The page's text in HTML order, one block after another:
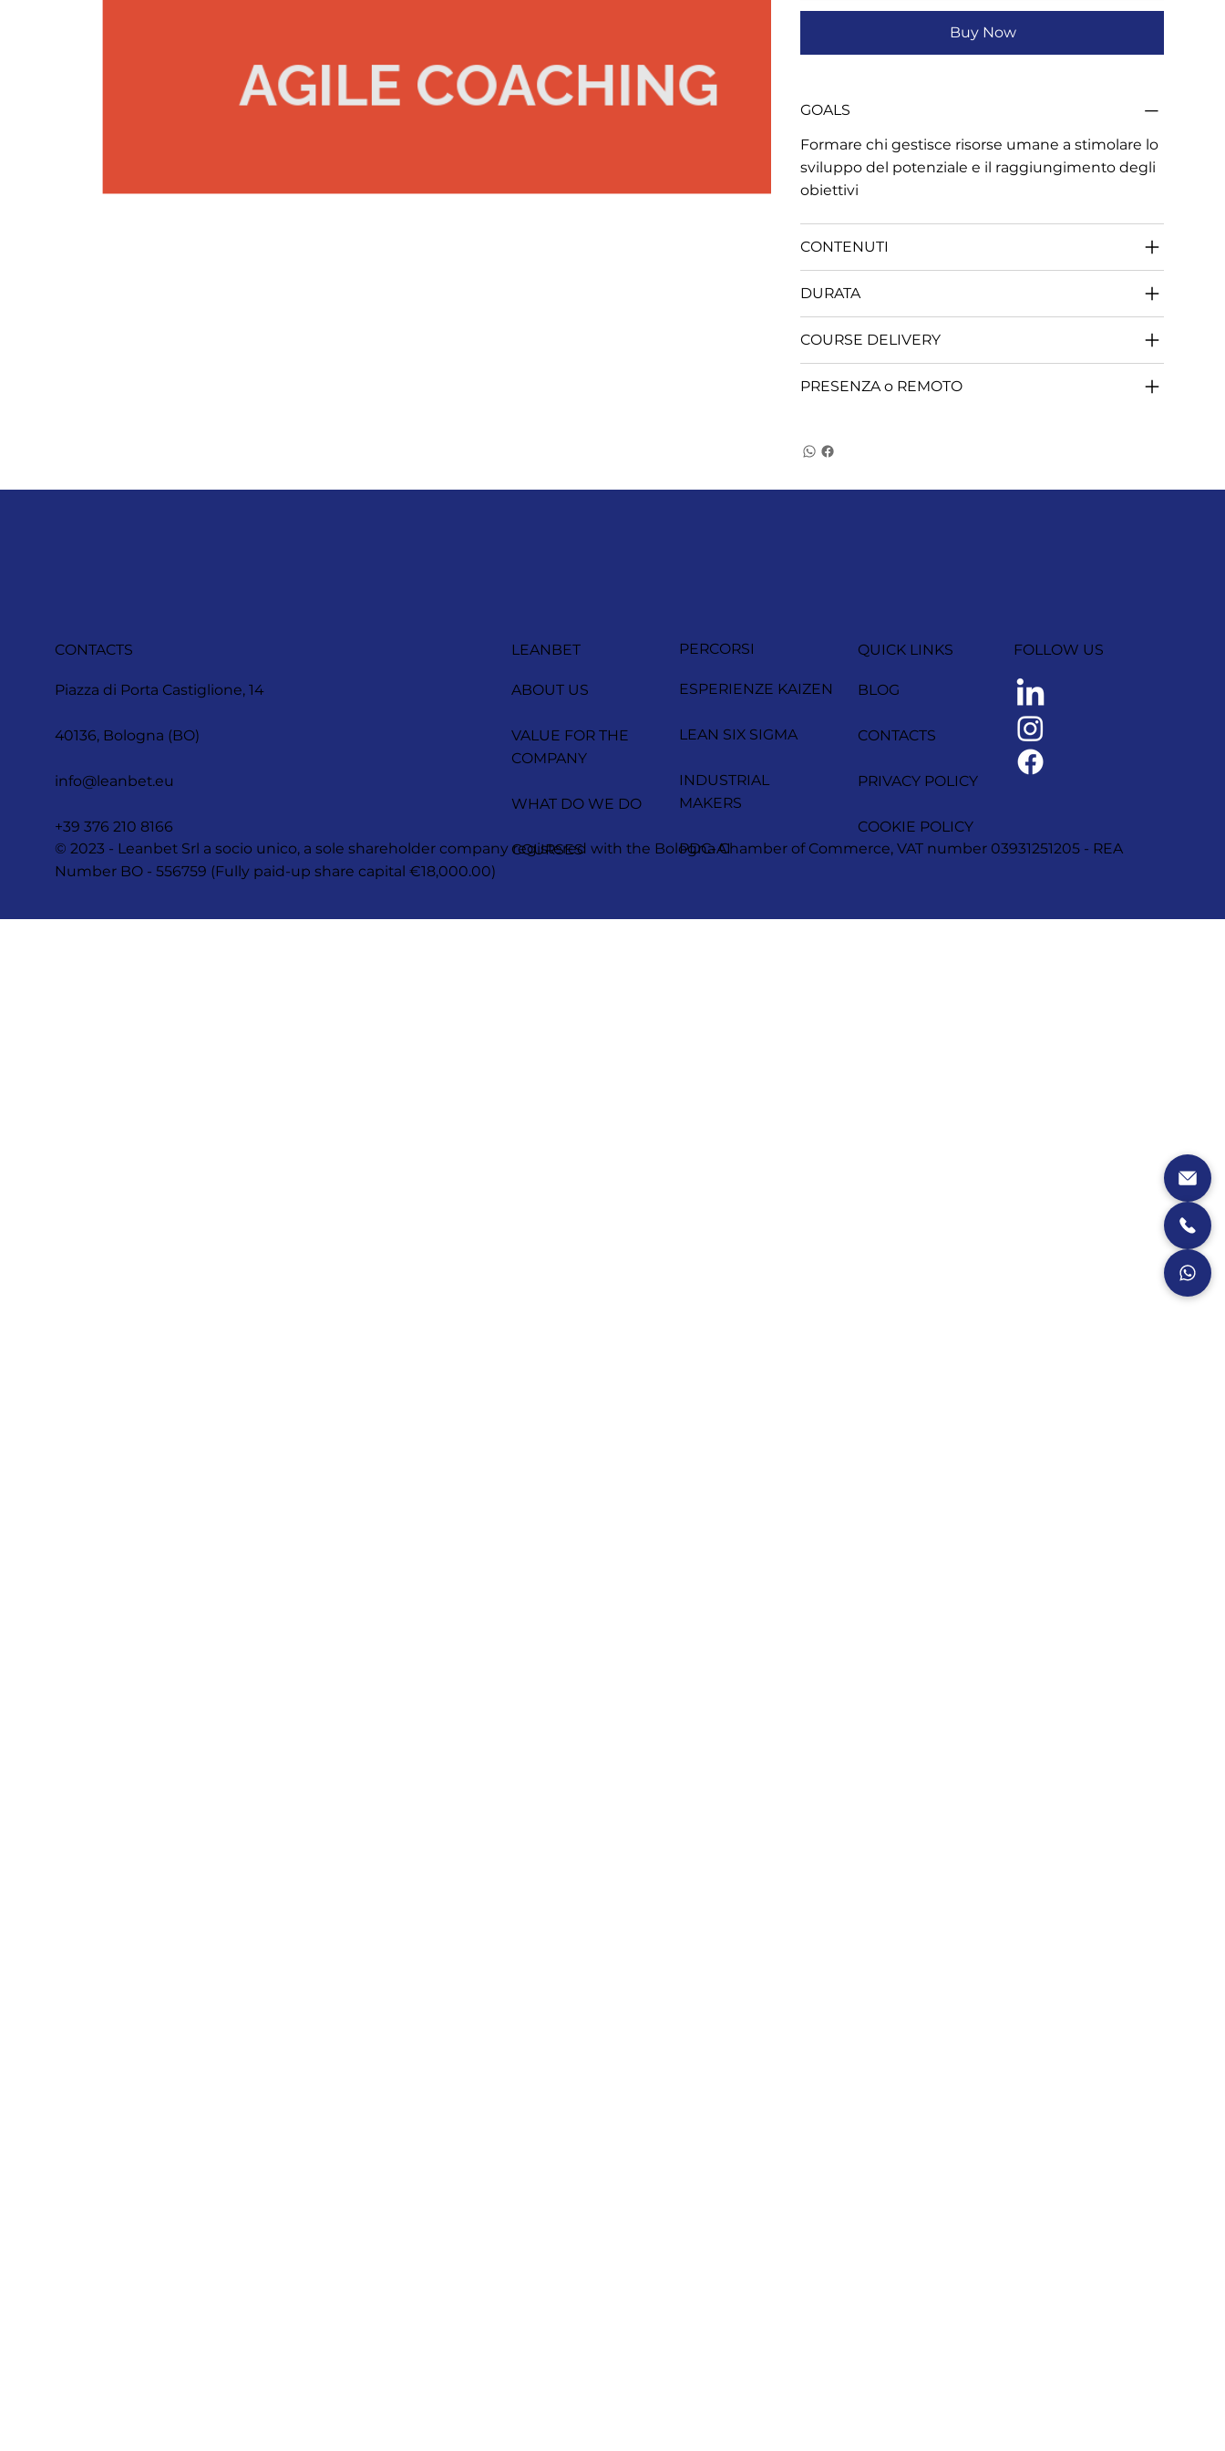
Buy Now
GOALS
Formare chi gestisce risorse umane a stimolare lo
sviluppo del potenziale e il raggiungimento degli
obiettivi
CONTENUTI
DURATA
COURSE DELIVERY
PRESENZA o REMOTO
CONTACTS
Piazza di Porta Castiglione, 14
40136, Bologna (BO)
info@leanbet.eu
+39 376 210 8166
LEANBET
ABOUT US
VALUE FOR THE
COMPANY
WHAT DO WE DO
COURSES
PERCORSI
ESPERIENZE KAIZEN
LEAN SIX SIGMA
INDUSTRIAL
MAKERS
PDC-AI
QUICK LINKS
BLOG
CONTACTS
PRIVACY POLICY
COOKIE POLICY
FOLLOW US
© 2023 - Leanbet Srl a socio unico, a sole shareholder company registered with the Bologna Chamber of Commerce, VAT number 03931251205 - REA
Number BO - 556759 (Fully paid-up share capital €18,000.00)